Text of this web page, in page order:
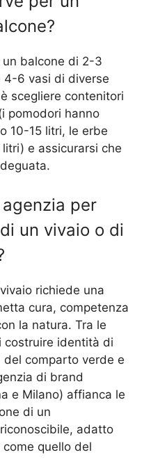
un balcone di 2-3
4-6 vasi di diverse
scegliere contenitori
pomodori hanno
10-15 litri, le erbe
e assicurarsi che
per
un vivaio o di
richiede una
cura, competenza
la natura. Tra le
costruire identità di
comparto verde e
di brand
e Milano) affianca le
di un
adatto
quello del